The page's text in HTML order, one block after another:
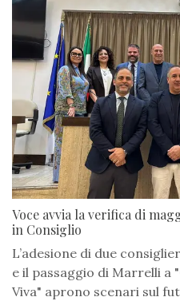
Voce avvia la verifica di
in Consiglio
L’adesione di due
e il passaggio di Marrelli a
Viva" aprono scenari sul